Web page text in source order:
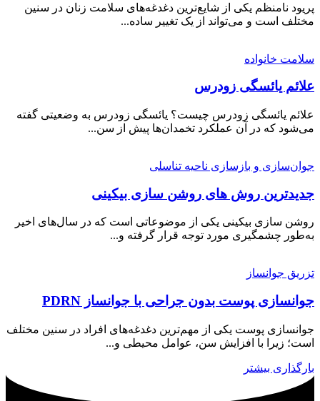
پریود نامنظم یکی از شایع‌ترین دغدغه‌های سلامت زنان در سنین
مختلف است و می‌تواند از یک تغییر ساده...
سلامت خانواده
علائم یائسگی زودرس
علائم یائسگی زودرس چیست؟ یائسگی زودرس به وضعیتی گفته
می‌شود که در آن عملکرد تخمدان‌ها پیش از سن...
جوان‌سازی و بازسازی ناحیه تناسلی
جدیدترین روش های روشن سازی بیکینی
روشن سازی بیکینی یکی از موضوعاتی است که در سال‌های اخیر
به‌طور چشمگیری مورد توجه قرار گرفته و...
تزریق جوانساز
جوانسازی پوست بدون جراحی با جوانساز PDRN
جوانسازی پوست یکی از مهم‌ترین دغدغه‌های افراد در سنین مختلف
است؛ زیرا با افزایش سن، عوامل محیطی و...
بارگذاری بیشتر